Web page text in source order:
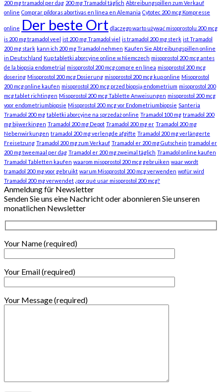
200 mg tramadol per dag 200 mg Tramadol täglich Abtreibungspillen zum Verkauf
online Comprar píldoras abortivas en línea en Alemania Cytotec 200 mcg Kompresse
online Der beste Ort dlaczego warto używać misoprostolu 200 mcg
is 200 mg tramadol veel ist 200 mg Tramadol viel is tramadol 200 mg sterk ist Tramadol
200 mg stark kann ich 200 mg Tramadol nehmen Kaufen Sie Abtreibungspillen online
in Deutschland Kup tabletki aborcyjne online w Niemczech misoprostol 200 mcg antes
de la biopsia endometrial misoprostol 200 mcg compre en línea misoprostol 200 mcg
dosering Misoprostol 200 mcg Dosierung misoprostol 200 mcg kup online Misoprostol
200 mcg online kaufen misoprostol 200 mcg przed biopsją endometrium misoprostol 200
mcg tablet richtingen Misoprostol 200 mcg Tablette Anweisungen misoprostol 200 mcg
voor endometriumbiopsie Misoprostol 200 mcg vor Endometriumbiopsie Santeria
Tramadol 200 mg tabletki aborcyjne na sprzedaż online Tramadol 100 mg tramadol 200
mg bijwerkingen Tramadol 200 mg Depot Tramadol 200 mg er Tramadol 200 mg
Nebenwirkungen tramadol 200 mg verlengde afgifte Tramadol 200 mg verlängerte
Freisetzung Tramadol 200 mg zum Verkauf Tramadol er 200 mg Gutschein tramadol er
200 mg tweemaal per dag Tramadol er 200 mg zweimal täglich Tramadol online kaufen
Tramadol Tabletten kaufen waarom misoprostol 200 mcg gebruiken waar wordt
tramadol 200 mg voor gebruikt warum Misoprostol 200 mcg verwenden wofür wird
Tramadol 200 mg verwendet ¿por qué usar misoprostol 200 mcg?
Anmeldung für Newsletter
Senden Sie uns eine Nachricht oder abonnieren Sie unseren
monatlichen Newsletter
Your Name (required)
Your Email (required)
Your Message (required)